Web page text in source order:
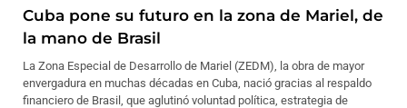
Cuba pone su futuro en la zona de Mariel, de
la mano de Brasil
La Zona Especial de Desarrollo de Mariel (ZEDM), la obra de mayor
envergadura en muchas décadas en Cuba, nació gracias al respaldo
financiero de Brasil, que aglutinó voluntad política, estrategia de